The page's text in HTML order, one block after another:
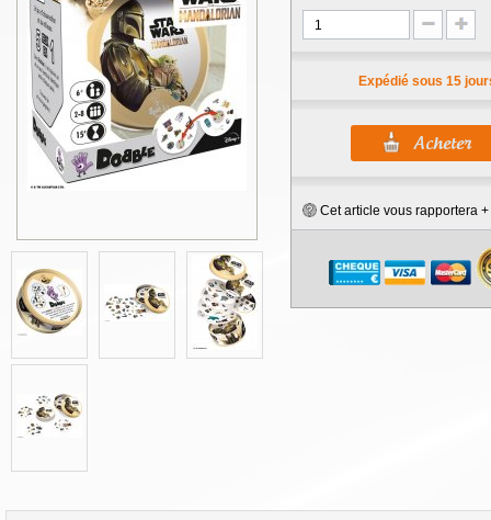
Expédié sous 15
Cet article vous rapportera +